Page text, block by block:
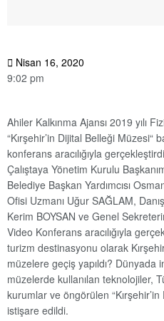
Nisan 16, 2020
9:02 pm
Ahiler Kalkınma Ajansı 2019 yılı
“Kırşehir’in Dijital Belleği Müzesi“
konferans aracılığıyla
Çalıştaya Yönetim Kurulu
Belediye Başkan Yardımcısı
Ofisi Uzmanı Uğur SAĞLAM,
Kerim BOYSAN ve Genel
Video Konferans aracılığıyla
turizm destinasyonu olarak
müzelere geçiş yapıldı?
müzelerde kullanılan teknolojiler,
kurumlar ve öngörülen
istişare edildi.